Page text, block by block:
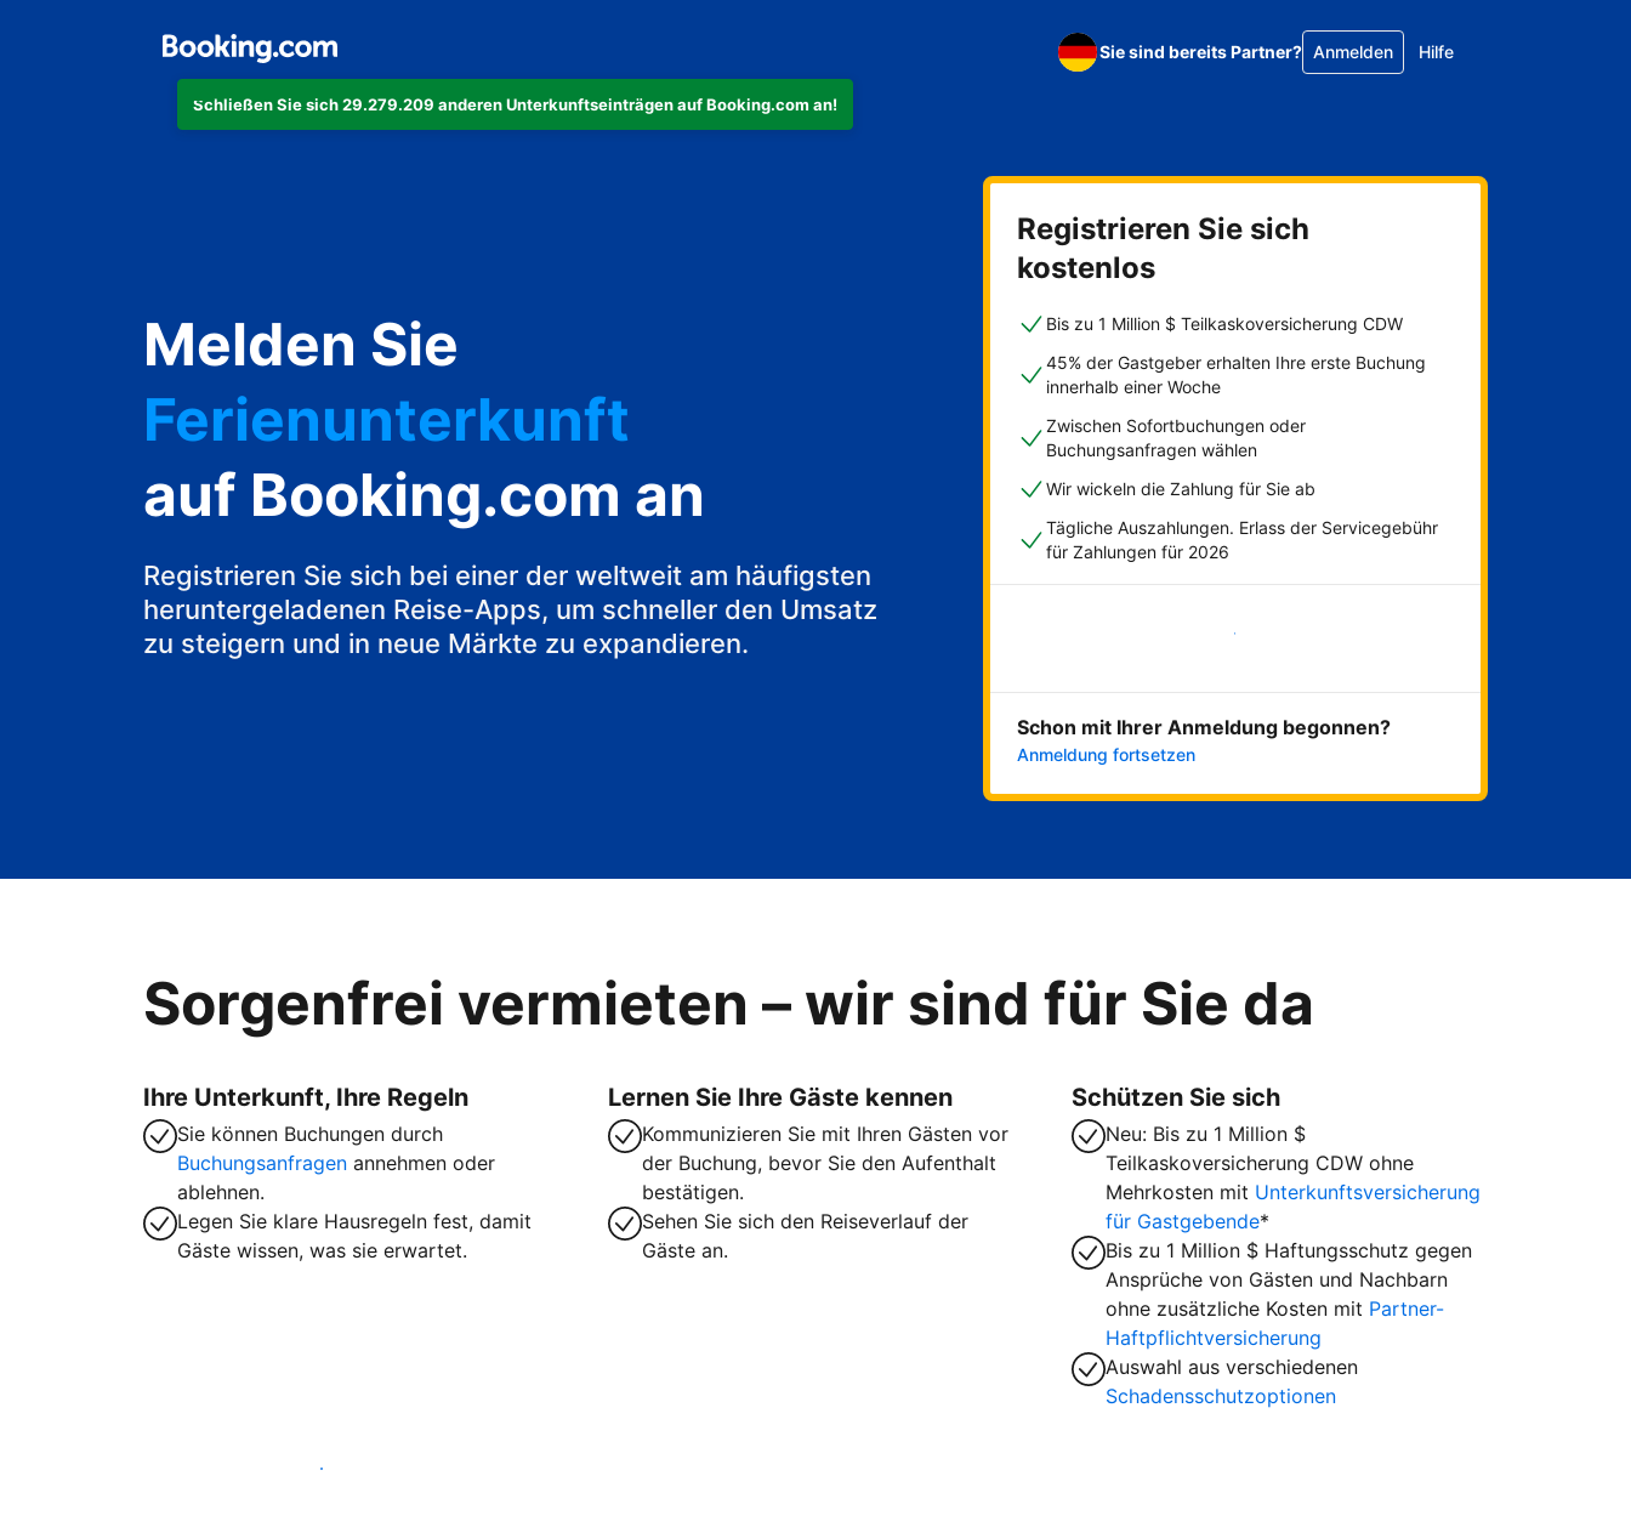
Schließen Sie sich 29.279.209 anderen Unterkunftseinträgen auf Booking.com an!
Sie sind bereits Partner? Anmelden Hilfe
Melden Sie
Ferienunterkunft
Ihre Pension
Ihr Bed & Breakfast
auf Booking.com an
Registrieren Sie sich bei einer der weltweit am häufigsten
heruntergeladenen Reise-Apps, um schneller den Umsatz
zu steigern und in neue Märkte zu expandieren.
Registrieren Sie sich
kostenlos
Bis zu 1 Million $ Teilkaskoversicherung CDW
45% der Gastgeber erhalten Ihre erste Buchung
innerhalb einer Woche
Zwischen Sofortbuchungen oder
Buchungsanfragen wählen
Wir wickeln die Zahlung für Sie ab
Tägliche Auszahlungen. Erlass der Servicegebühr
für Zahlungen für 2026
Jetzt loslegen
Schon mit Ihrer Anmeldung begonnen?
Anmeldung fortsetzen
Sorgenfrei vermieten – wir sind für Sie da
Ihre Unterkunft, Ihre Regeln
Sie können Buchungen durch
Buchungsanfragen annehmen oder
ablehnen.
Legen Sie klare Hausregeln fest, damit
Gäste wissen, was sie erwartet.
Lernen Sie Ihre Gäste kennen
Kommunizieren Sie mit Ihren Gästen vor
der Buchung, bevor Sie den Aufenthalt
bestätigen.
Sehen Sie sich den Reiseverlauf der
Gäste an.
Schützen Sie sich
Neu: Bis zu 1 Million $
Teilkaskoversicherung CDW ohne
Mehrkosten mit Unterkunftsversicherung
für Gastgebende*
Bis zu 1 Million $ Haftungsschutz gegen
Ansprüche von Gästen und Nachbarn
ohne zusätzliche Kosten mit Partner-
Haftpflichtversicherung
Auswahl aus verschiedenen
Schadensschutzoptionen
Werden Sie noch heute Gastgeber